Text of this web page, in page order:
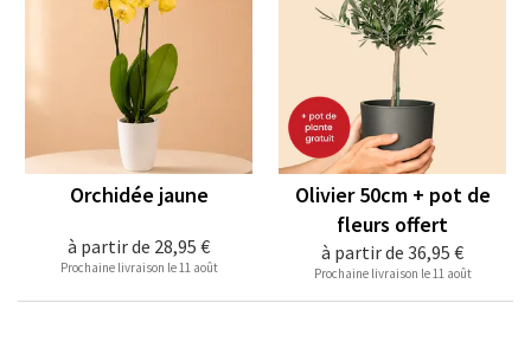
à partir de 28,95 €
Orchidée jaune
Prochaine livraison le 11 août
à partir de 36,95 €
Olivier 50cm + pot de
fleurs offert
Prochaine livraison le 11 août